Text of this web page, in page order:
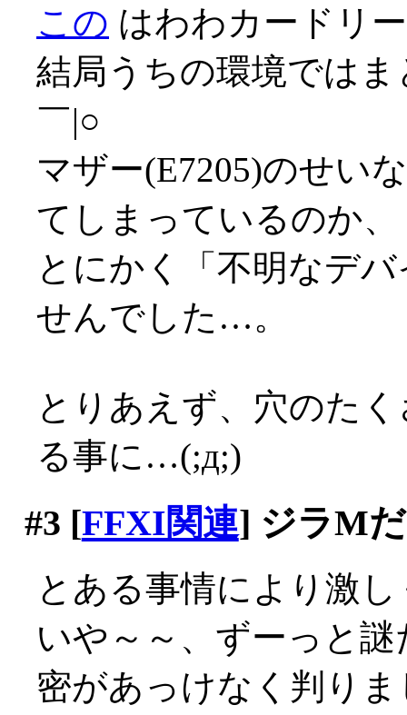
この はわわカードリ
結局うちの環境では
￣|○
マザー(E7205)のせい
てしまっているのか、
とにかく「不明なデ
せんでした…。
とりあえず、穴のた
る事に…(;д;)
#3 [FFXI関連] ジラM
とある事情により激
いや～～、ずーっと
密があっけなく判り